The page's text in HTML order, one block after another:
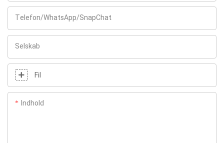
Telefon/WhatsApp/SnapChat
Selskab
Fil
Indhold